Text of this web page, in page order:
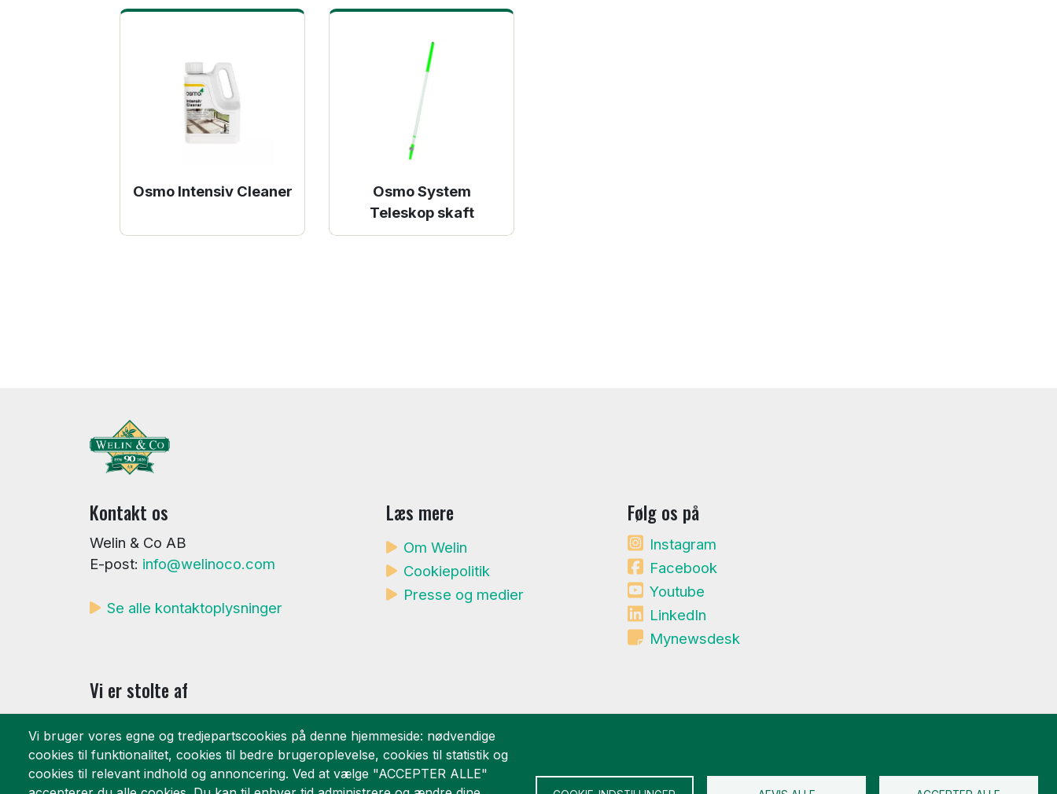
Osmo Intensiv Cleaner
Osmo System
Teleskop skaft
Kontakt os
Welin & Co AB
E-post: info@welinoco.com
Se alle kontaktoplysninger
Læs mere
Om Welin
Cookiepolitik
Presse og medier
Følg os på
Instagram
Facebook
Youtube
LinkedIn
Mynewsdesk
Vi er stolte af
Vi bruger vores egne og tredjepartscookies på denne hjemmeside: nødvendige
cookies til funktionalitet, cookies til bedre brugeroplevelse, cookies til statistik og
cookies til relevant indhold og annoncering. Ved at vælge "ACCEPTER ALLE"